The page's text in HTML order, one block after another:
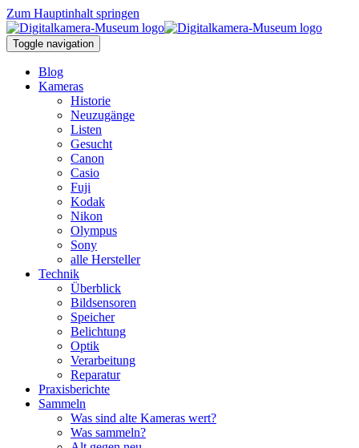
Zum Hauptinhalt springen
Toggle navigation
Blog
Kameras
Historie
Neuzugänge
Listen
Gesucht
Canon
Casio
Fuji
Kodak
Nikon
Olympus
Sony
alle Hersteller
Technik
Überblick
Bildsensoren
Speicher
Belichtung
Optik
Verarbeitung
Reparatur
Praxisberichte
Sammeln
Was sind alte Kameras wert?
Was sammeln?